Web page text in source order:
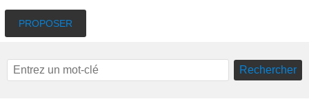
PROPOSER
Rechercher